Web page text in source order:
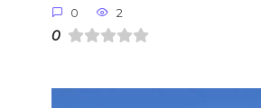
0 2
0